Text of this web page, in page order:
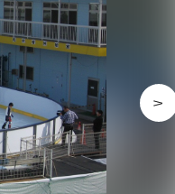
災難發生期間的交通資訊
廣島縣觀光宣傳冊